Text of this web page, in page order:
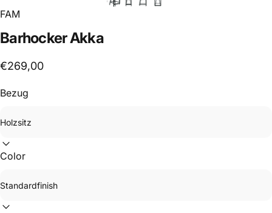
FAM
BarhockerAkka
€269,00
Bezug
Color